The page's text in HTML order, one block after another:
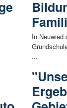
In Neuwied
...